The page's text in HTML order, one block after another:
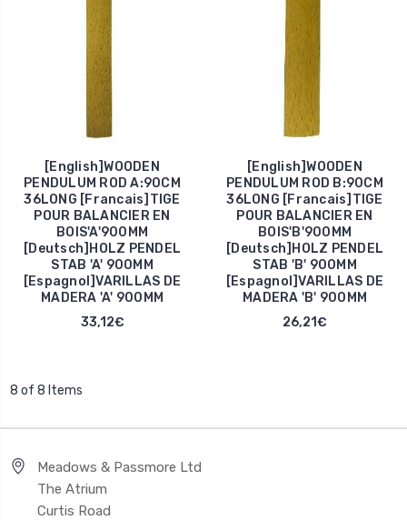
[English]WOODEN
PENDULUM ROD A:90CM
36LONG [Francais]TIGE
POUR BALANCIER EN
BOIS'A'900MM
[Deutsch]HOLZ PENDEL
STAB 'A' 900MM
[Espagnol]VARILLAS DE
MADERA 'A' 900MM
33,12€
[English]WOODEN
PENDULUM ROD B:90CM
36LONG [Francais]TIGE
POUR BALANCIER EN
BOIS'B'900MM
[Deutsch]HOLZ PENDEL
STAB 'B' 900MM
[Espagnol]VARILLAS DE
MADERA 'B' 900MM
26,21€
8 of 8 Items
Meadows & Passmore Ltd
The Atrium
Curtis Road